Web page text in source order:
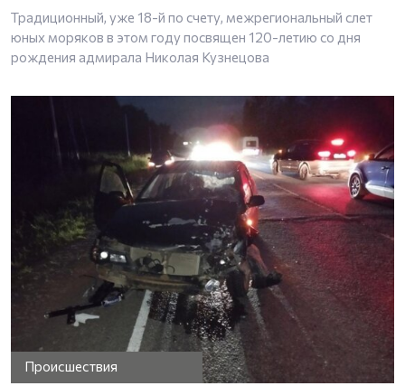
Традиционный, уже 18-й по счету, межрегиональный слет
юных моряков в этом году посвящен 120-летию со дня
рождения адмирала Николая Кузнецова
Происшествия